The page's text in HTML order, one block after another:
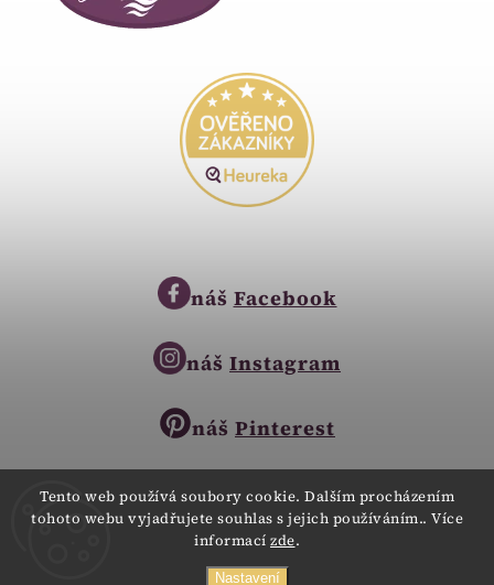
Tento web používá soubory cookie. Dalším procházením
tohoto webu vyjadřujete souhlas s jejich používáním.. Více
informací zde.
Nastavení
obchod@zlatnictvi-zlaticko.cz
náš Facebook
náš Instagram
náš Pinterest
Copyright © 2023
Všechna práva vyhrazena.